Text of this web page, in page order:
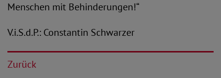
Menschen mit Behinderungen!“
V.i.S.d.P.: Constantin Schwarzer
Zurück